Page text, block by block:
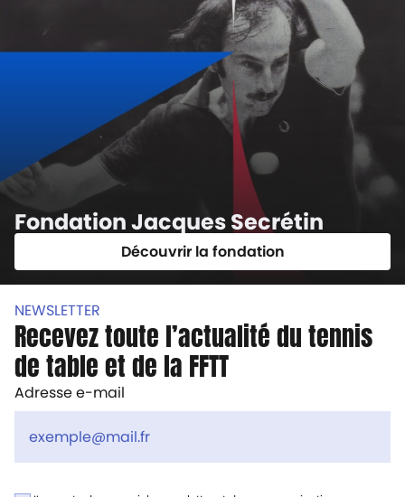
Fondation Jacques Secrétin
Découvrir la fondation
NEWSLETTER
Recevez toute l’actualité du tennis
de table et de la FFTT
Adresse e-mail